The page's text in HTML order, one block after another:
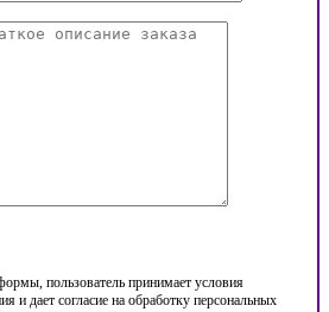
пользователь принимает условия
и дает согласие на обработку персональных